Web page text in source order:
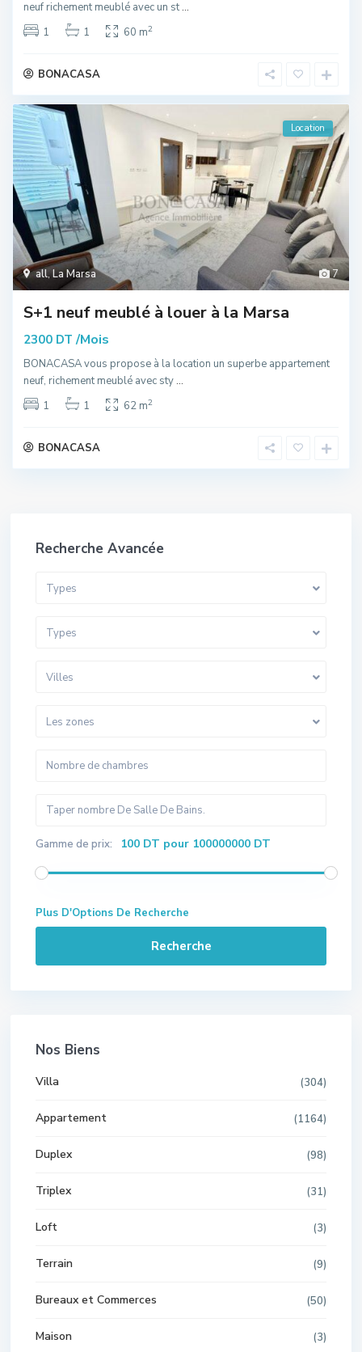
neuf richement meublé avec un st...
1
1 60 m2
BONACASA
7
all,La Marsa
Location
S+1 neuf meublé à louer à la Marsa
2300 DT /Mois
BONACASA vous propose à la location un superbe appartement
neuf, richement meublé avec sty...
1
1 62 m2
BONACASA
Recherche Avancée
Types
Types
Villes
Les zones
Gamme de prix: 100 DT pour 100000000 DT
Plus D'Options De Recherche
Recherche
Nos Biens
Villa (304)
Appartement (1164)
Duplex (98)
Triplex (31)
Loft (3)
Terrain (9)
Bureaux et Commerces (50)
Maison (3)